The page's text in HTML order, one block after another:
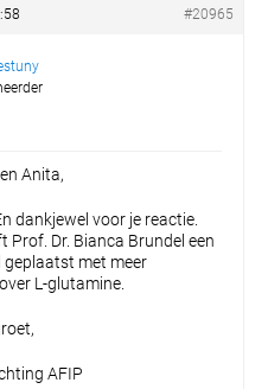
#20965
Anita,
dankjewel voor je reactie.
Prof. Dr. Bianca Brundel een
geplaatst met meer
L-glutamine.
AFIP